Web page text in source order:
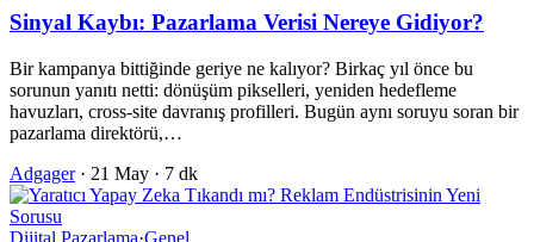
Sinyal Kaybı: Pazarlama Verisi Nereye Gidiyor?
Bir kampanya bittiğinde geriye ne kalıyor? Birkaç yıl önce bu
sorunun yanıtı netti: dönüşüm pikselleri, yeniden hedefleme
havuzları, cross-site davranış profilleri. Bugün aynı soruyu soran bir
pazarlama direktörü,…
Adgager · 21 May · 7 dk
Dijital Pazarlama·Genel